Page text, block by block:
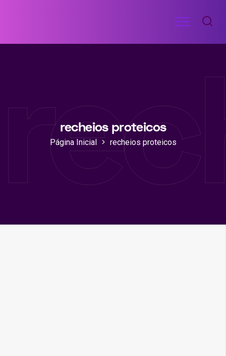
conteúdo
RECEITAS
ACADEMIA
Menu
recheios proteicos
Página Inicial recheios proteicos